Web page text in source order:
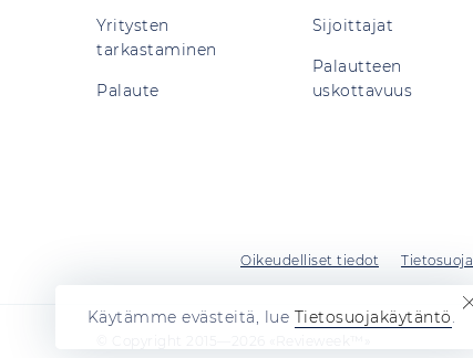
Yritysten
tarkastaminen
Palaute
Sijoittajat
Palautteen
uskottavuus
Oikeudelliset tiedot
Käytämme evästeitä, lue Tietosuojakäytäntö.